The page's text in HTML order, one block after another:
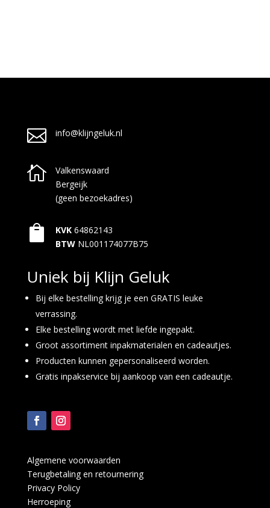
 info@klijngeluk.nl

Valkenswaard
Bergeijk
(geen bezoekadres)
 KVK 64862143
BTW NL001174077B75
Uniek bij Klijn Geluk
Bij elke bestelling krijg je een GRATIS leuke
verrassing.
Elke bestelling wordt met liefde ingepakt.
Groot assortiment inpakmaterialen en cadeautjes.
Producten kunnen gepersonaliseerd worden.
Gratis inpakservice bij aankoop van een cadeautje.
Algemene voorwaarden
Terugbetaling en retournering
Privacy Policy
Herroeping